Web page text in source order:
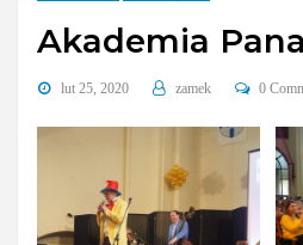
Akademia
lut 25, 2020 zamek 0